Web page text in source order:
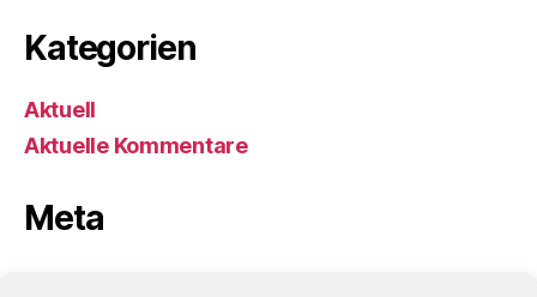
Kategorien
Aktuell
Aktuelle Kommentare
Meta